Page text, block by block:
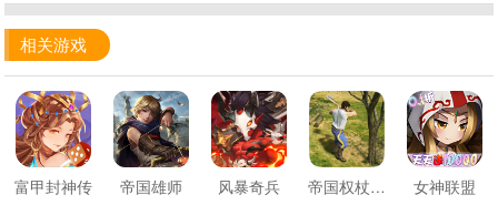
相关游戏
富甲封神传 帝国雄师 风暴奇兵 帝国权杖与文明 女神联盟